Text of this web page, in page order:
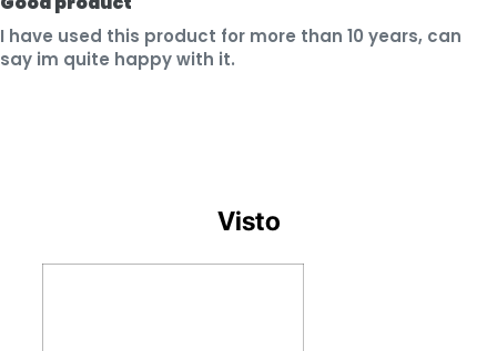
I have used this product for more than 10 years, can
say im quite happy with it.
Visto